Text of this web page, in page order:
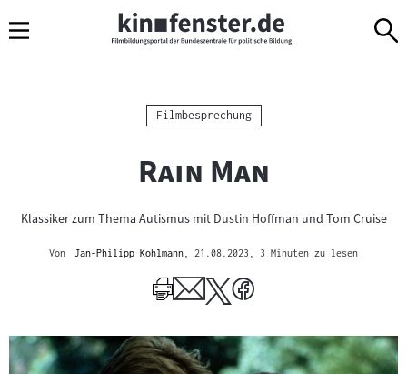
Navigation
zum
zur
Kategorie:
Filmbesprechung
"
Rain Man
Klassiker zum Thema Autismus mit Dustin Hoffman und Tom Cruise
Von
Jan-Philipp Kohlmann
Author
, 21.08.2023 , 3 Minuten zu lesen